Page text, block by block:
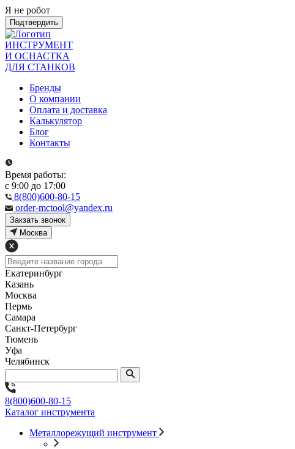
Я не робот
Подтвердить
ИНСТРУМЕНТ
И ОСНАСТКА
ДЛЯ СТАНКОВ
Бренды
О компании
Оплата и доставка
Калькулятор
Блог
Контакты
Время работы:
с 9:00 до 17:00
8(800)600-80-15
order-mctool@yandex.ru
Закзать звонок
Москва
Екатеринбург
Казань
Москва
Пермь
Самара
Санкт-Петербург
Тюмень
Уфа
Челябинск
8(800)600-80-15
Каталог инструмента
Металлорежущий инструмент